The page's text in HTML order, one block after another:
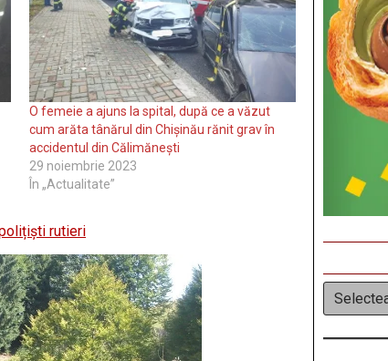
O femeie a ajuns la spital, după ce a văzut
cum arăta tânărul din Chișinău rănit grav în
accidentul din Călimănești
29 noiembrie 2023
În „Actualitate”
rutieri
Categorii